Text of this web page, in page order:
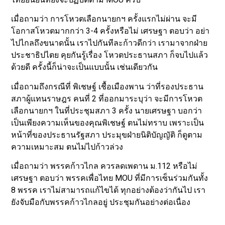
เมื่อถามว่า การโหวตเลือกนายกฯ ครั้งแรกไม่ผ่าน จะมี
โอกาสโหวตมากกว่า 3-4 ครั้งหรือไม่ เศรษฐา ตอบว่า อย่า
ไปไกลถึงขนาดนั้น เราไปกันทีละก้าวดีกว่า เรามาจากฝ่าย
ประชาธิปไตย คุยกันรู้เรื่อง โหวตประธานสภา ก็จบไปแล้ว
ด้วยดี ครั้งนี้ก็น่าจะเป็นแบบนั้น เช่นเดียวกัน
เมื่อถามถึงกรณีที่ พิเชษฐ์ เชื้อเมืองพาน ว่าที่รองประธาน
สภาผู้แทนราษฎร คนที่ 2 ที่ออกมาระบุว่า จะมีการโหวต
เลือกนายกฯ ในที่ประชุมสภา 3 ครั้ง นายเศรษฐา บอกว่า
เป็นเพียงความเห็นของคุณพิเชษฐ์ ตนไม่ทราบ เพราะเป็น
หน้าที่ของประธานรัฐสภา ประมุขฝ่ายนิติบัญญัติ ก็ดูตาม
ความเหมาะสม ตนไม่ไปก้าวล่วง
เมื่อถามว่า พรรคก้าวไกล ควรลดเพดาน ม.112 หรือไม่
เศรษฐา ตอบว่า พรรคเพื่อไทย MOU ที่มีการเซ็นร่วมกันทั้ง
8 พรรค เราไม่สามารถแก้ไขได้ ทุกอย่างต้องว่ากันไป เรา
ยังจับมือกับพรรคก้าวไกลอยู่ ประชุมกันอย่างต่อเนื่อง